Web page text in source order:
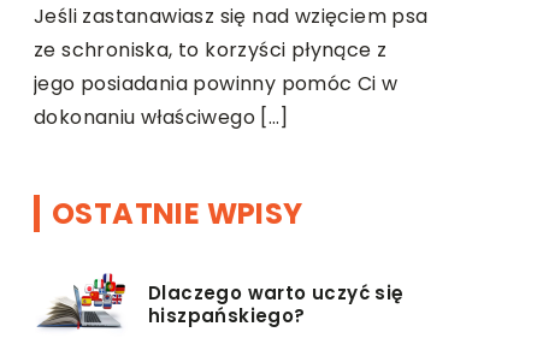
Jeśli zastanawiasz się nad wzięciem psa
ze schroniska, to korzyści płynące z
jego posiadania powinny pomóc Ci w
dokonaniu właściwego […]
OSTATNIE WPISY
Dlaczego warto uczyć się
hiszpańskiego?